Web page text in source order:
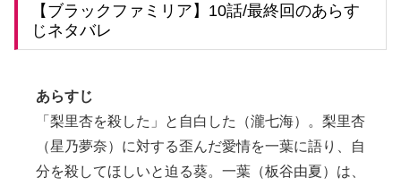
【ブラックファミリア】10話/最終回のあらす
じネタバレ
あらすじ
「梨里杏を殺した」と自白した（瀧七海）。梨里杏
（星乃夢奈）に対する歪んだ愛情を一葉に語り、自
分を殺してほしいと迫る葵。一葉（板谷由夏）は、